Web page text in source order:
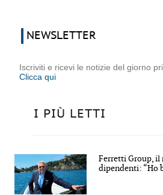
NEWSLETTER
Iscriviti e ricevi le notizie del giorno
Clicca qui
I PIÙ LETTI
Ferretti Group, il
dipendenti: “Ho